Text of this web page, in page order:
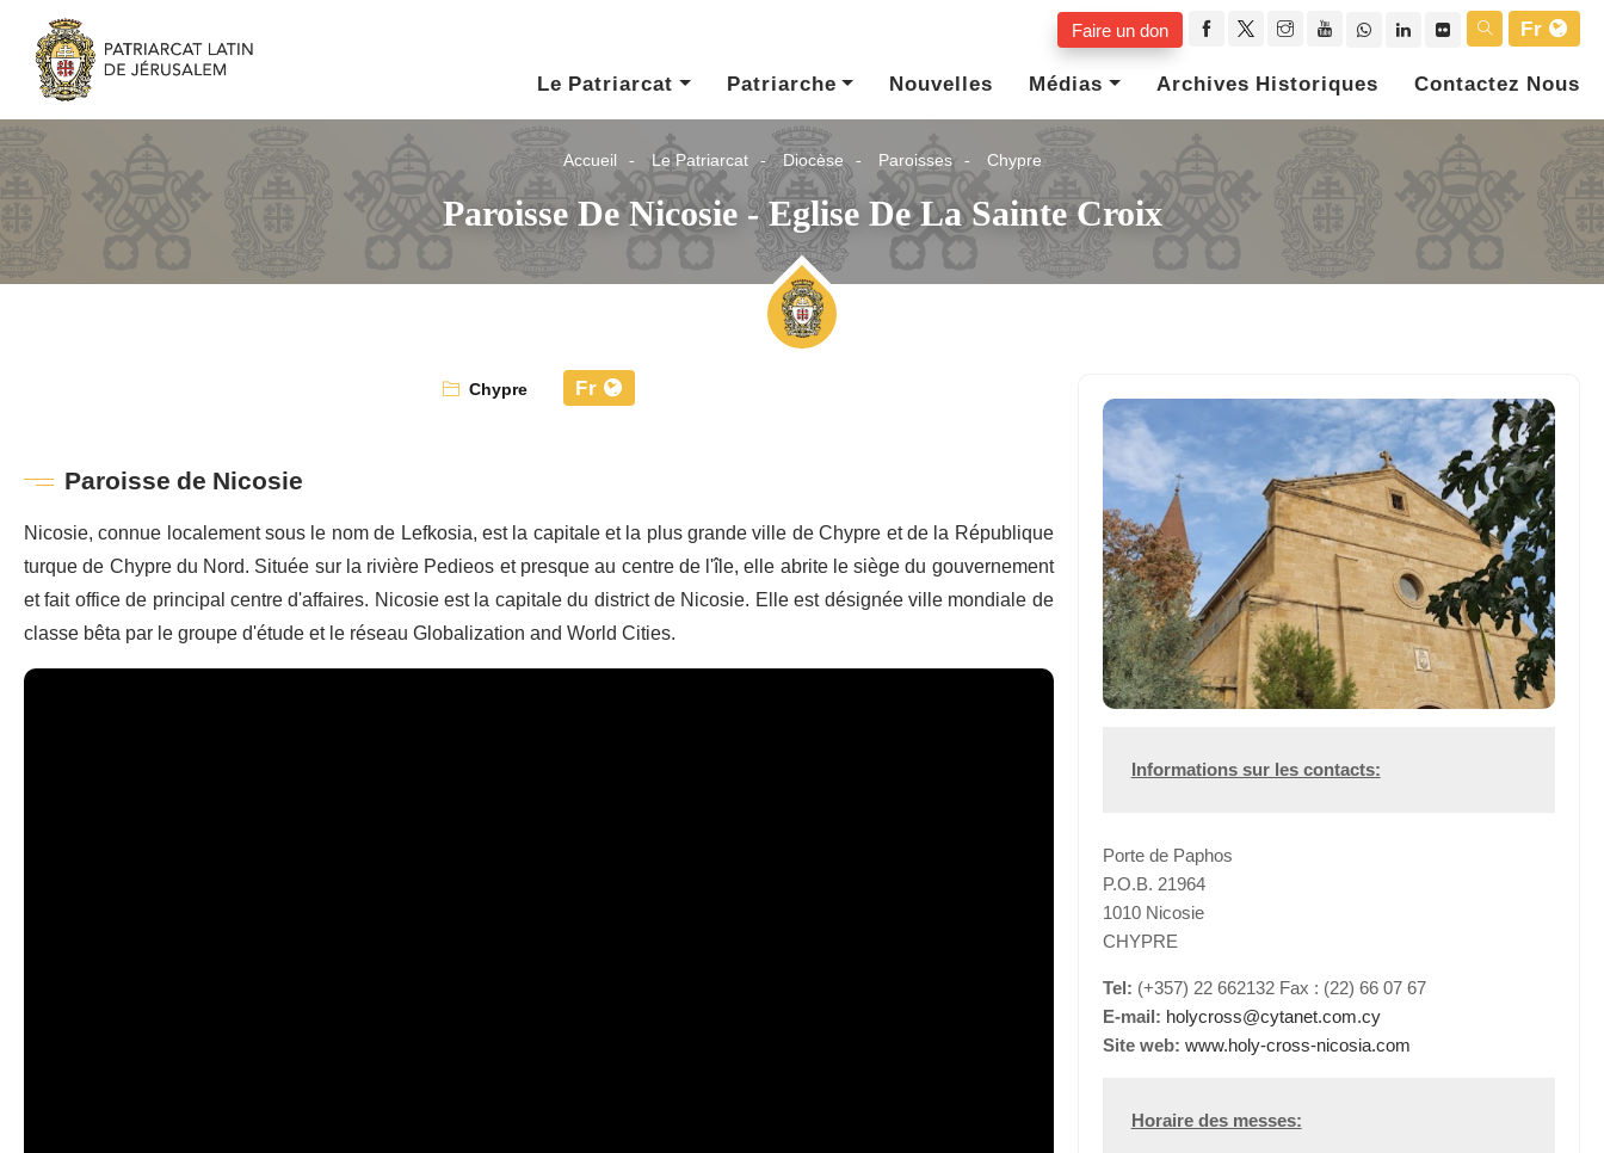
Faire un don
Fr
Le Patriarcat
Patriarche Nouvelles Médias Archives Historiques Contactez Nous
Accueil Le Patriarcat Diocèse Paroisses Chypre
Paroisse De Nicosie - Eglise De La Sainte Croix
Chypre Fr
Paroisse de Nicosie
Nicosie, connue localement sous le nom de Lefkosia, est la capitale et la plus grande ville de Chypre et de la République
turque de Chypre du Nord. Située sur la rivière Pedieos et presque au centre de l'île, elle abrite le siège du gouvernement
et fait office de principal centre d'affaires. Nicosie est la capitale du district de Nicosie. Elle est désignée ville mondiale de
classe bêta par le groupe d'étude et le réseau Globalization and World Cities.
Informations sur les contacts:
Porte de Paphos
P.O.B. 21964
1010 Nicosie
CHYPRE
Tel:(+357) 22 662132 Fax : (22) 66 07 67
E-mail:holycross@cytanet.com.cy
Site web:www.holy-cross-nicosia.com
Horaire des messes: